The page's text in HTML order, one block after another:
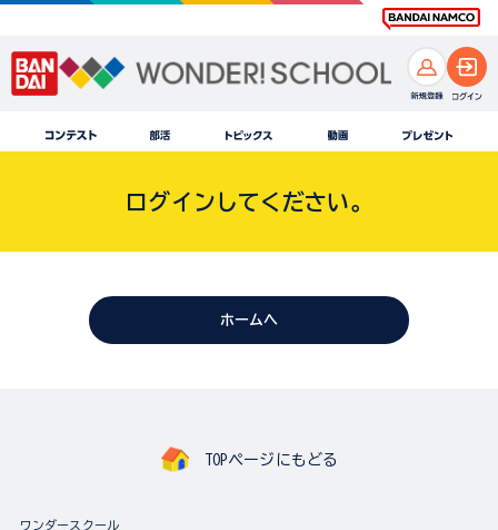
ログインしてください。
ホームへ
TOPページにもどる
ワンダースクール